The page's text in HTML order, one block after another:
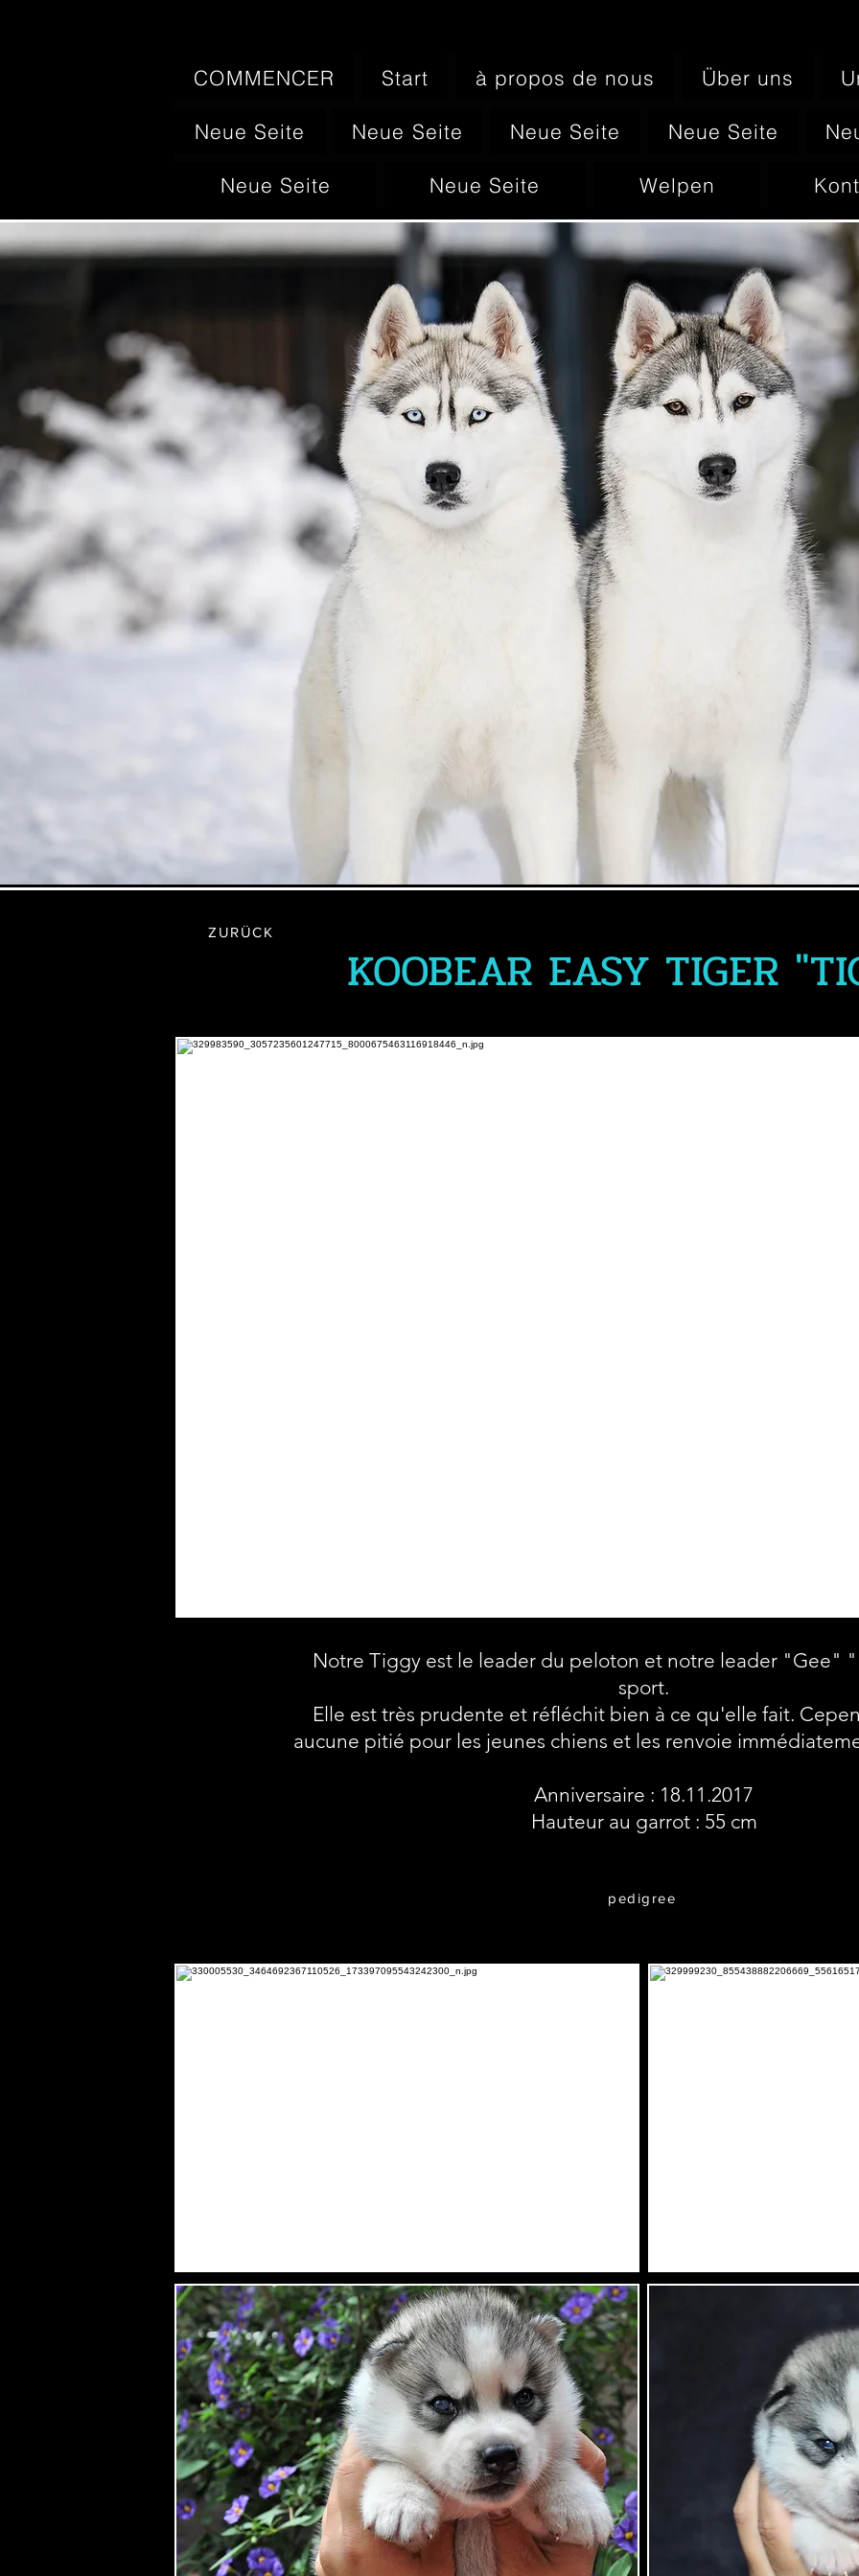
COMMENCER Start à propos de nous Über uns
Neue Seite Neue Seite Neue Seite Neue Seite
Neue Seite Neue Seite Welpen
Avenir Light est une police propre et
élégante appréciée des designers. Il est
parfait pour les titres et les paragraphes.
ZURÜCK
KOOBEAR EASY TIGER
Notre Tiggy est le leader du peloton et notre leader "Gee"
sport.
Elle est très prudente et réfléchit bien à ce qu'elle fait.
aucune pitié pour les jeunes chiens et les renvoie
Anniversaire : 18.11.2017
Hauteur au garrot : 55 cm
pedigree